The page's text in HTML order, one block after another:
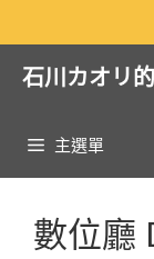
至
石川カオリ
主選單
數位廳